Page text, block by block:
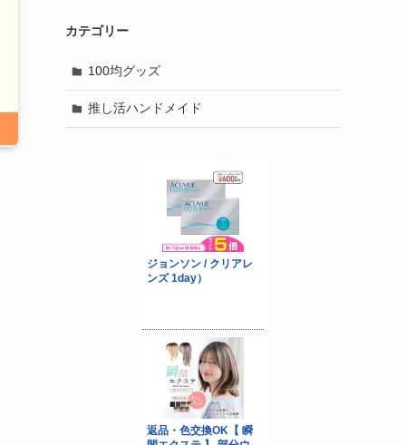
カテゴリー
100均グッズ
推し活ハンドメイド